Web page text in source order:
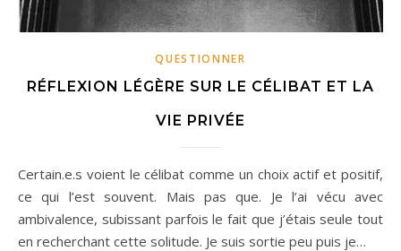
QUESTIONNER
RÉFLEXION LÉGÈRE SUR LE CÉLIBAT ET LA
VIE PRIVÉE
Certain.e.s voient le célibat comme un choix actif et positif,
ce qui l’est souvent. Mais pas que. Je l’ai vécu avec
ambivalence, subissant parfois le fait que j’étais seule tout
en recherchant cette solitude. Je suis sortie peu puis je…